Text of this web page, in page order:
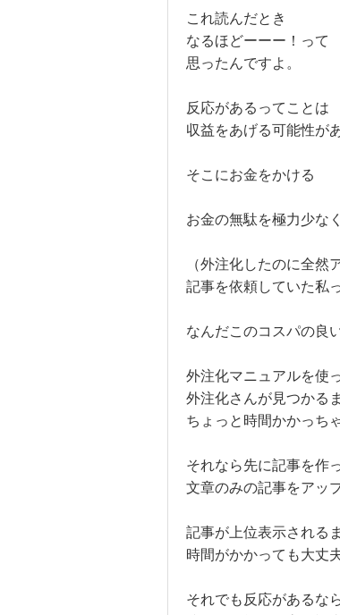
これ読んだとき
なるほどーーー！って
思ったんですよ。
反応があるってことは
収益をあげる可能性が
そこにお金をかける
お金の無駄を極力少な
（外注化したのに全然
記事を依頼していた私
なんだこのコスパの良
外注化マニュアルを使
外注化さんが見つかる
ちょっと時間かかっち
それなら先に記事を作
文章のみの記事をアッ
記事が上位表示される
時間がかかっても大丈
それでも反応があるな